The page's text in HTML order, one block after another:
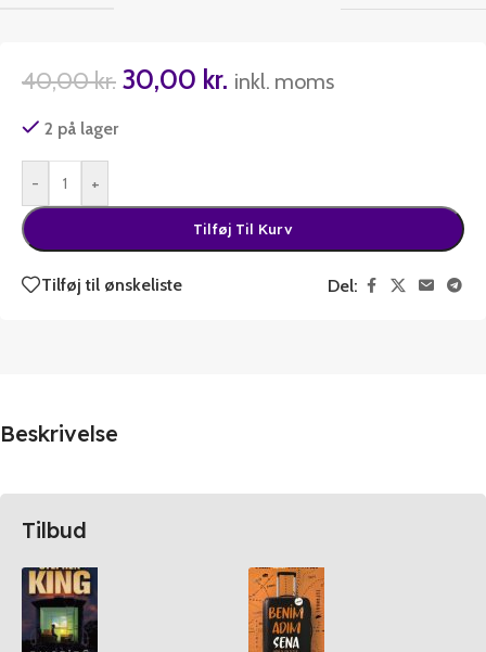
40,00kr. 30,00 kr. inkl. moms
2 på lager
- +
Tilføj Til Kurv
Tilføj til ønskeliste Del:
Beskrivelse
Tilbud